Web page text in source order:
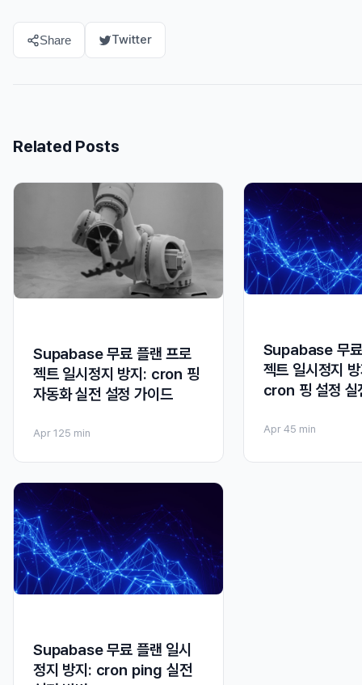
Share Twitter
Related Posts
Supabase 무료 플랜 프로
젝트 일시정지 방지: cron 핑
자동화 실전 설정 가이드
Apr 125 min
Supabase 무
젝트 일시정지
cron 핑 설정 실
Apr 45 min
Supabase 무료 플랜 일시
정지 방지: cron ping 실전